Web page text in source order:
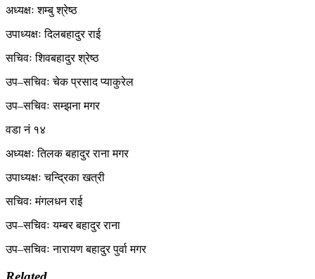
अध्यक्षः शम्बु श्रेष्ठ
उपाध्यक्षः दिलबहादुर राई
सचिवः शिवबहादुर श्रेष्ठ
उप–सचिवः चेक प्रसाद प्याकुरेल
उप–सचिवः सम्झना मगर
वडा नं १४
अध्यक्षः तिलक बहादुर राना मगर
उपाध्यक्षः चन्द्रिका खत्री
सचिवः मंगलधन राई
उप–सचिवः यम्बर बहादुर राना
उप–सचिवः नारायण बहादुर पुर्वा मगर